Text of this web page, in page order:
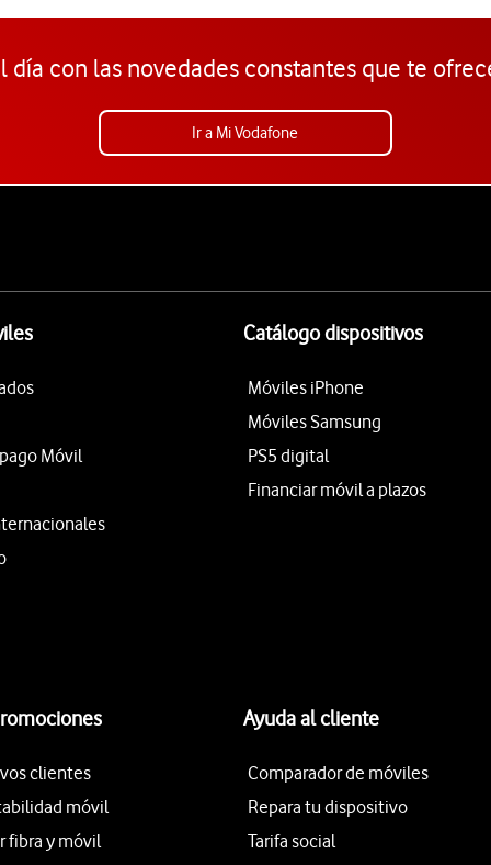
día con las novedades constantes que te
Ir a Mi Vodafone
Móvil
Catálogo dispositivos
Móviles iPhone
Móviles Samsung
PS5 digital
Financiar móvil a plazos
clientes
móvil
fibra y móvil
Ayuda al cliente
Comparador de móviles
Repara tu dispositivo
Tarifa social